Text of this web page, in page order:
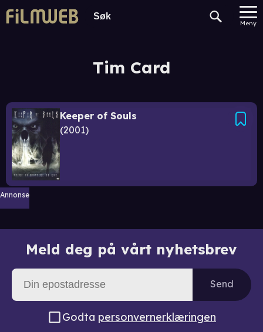
Meny
Tim Card
Keeper of Souls
2001
Annonse
Meld deg på vårt nyhetsbrev
Send
Godta personvernerklæringen